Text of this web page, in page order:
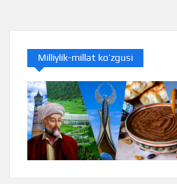
Milliylik-millat ko’zgusi